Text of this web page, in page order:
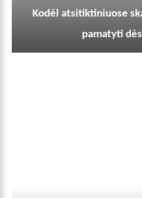
Kodėl atsitiktiniuose
pamatyti